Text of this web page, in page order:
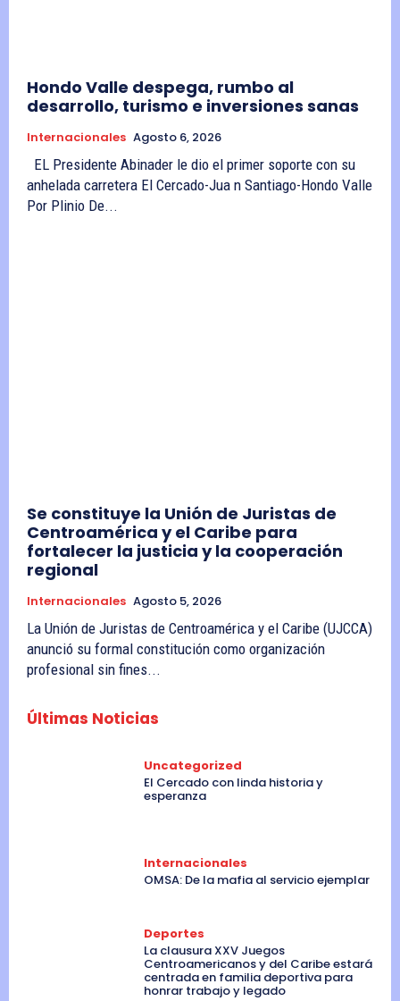
Hondo Valle despega, rumbo al
desarrollo, turismo e inversiones sanas
Internacionales Agosto 6, 2026
anhelada carretera El Cercado-Jua n Santiago-Hondo Valle
Por Plinio De...
Se constituye la Unión de Juristas de
Centroamérica y el Caribe para
fortalecer la justicia y la cooperación
regional
Internacionales Agosto 5, 2026
La Unión de Juristas de Centroamérica y el Caribe (UJCCA)
anunció su formal constitución como organización
profesional sin fines...
Últimas Noticias
Uncategorized
El Cercado con linda historia y
esperanza
Internacionales
OMSA: De la mafia al servicio ejemplar
Deportes
La clausura XXV Juegos
Centroamericanos y del Caribe estará
centrada en familia deportiva para
honrar trabajo y legado